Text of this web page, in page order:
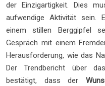
der Einzigartigkeit. Dies
aufwendige Aktivität sein.
einem stillen Berggipfel
Gespräch mit einem
Herausforderung, wie das
Der Trendbericht über
bestätigt, dass der